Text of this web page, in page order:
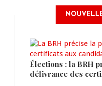
Élections : la BRH
délivrance des